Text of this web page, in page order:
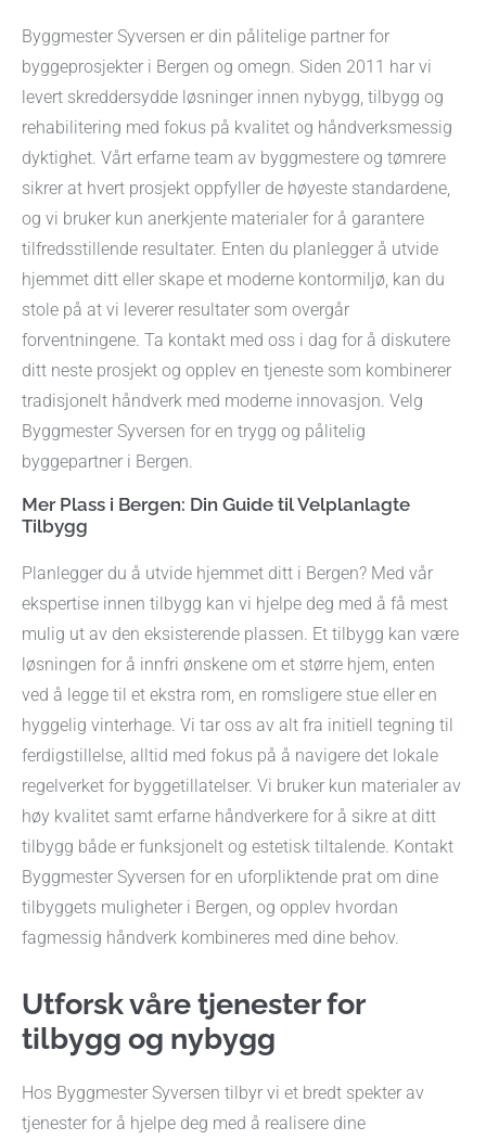
Byggmester Syversen er din pålitelige partner for
byggeprosjekter i Bergen og omegn. Siden 2011 har vi
levert skreddersydde løsninger innen nybygg, tilbygg og
rehabilitering med fokus på kvalitet og håndverksmessig
dyktighet. Vårt erfarne team av byggmestere og tømrere
sikrer at hvert prosjekt oppfyller de høyeste standardene,
og vi bruker kun anerkjente materialer for å garantere
tilfredsstillende resultater. Enten du planlegger å utvide
hjemmet ditt eller skape et moderne kontormiljø, kan du
stole på at vi leverer resultater som overgår
forventningene. Ta kontakt med oss i dag for å diskutere
ditt neste prosjekt og opplev en tjeneste som kombinerer
tradisjonelt håndverk med moderne innovasjon. Velg
Byggmester Syversen for en trygg og pålitelig
byggepartner i Bergen.
Mer Plass i Bergen: Din Guide til Velplanlagte
Tilbygg
Planlegger du å utvide hjemmet ditt i Bergen? Med vår
ekspertise innen tilbygg kan vi hjelpe deg med å få mest
mulig ut av den eksisterende plassen. Et tilbygg kan være
løsningen for å innfri ønskene om et større hjem, enten
ved å legge til et ekstra rom, en romsligere stue eller en
hyggelig vinterhage. Vi tar oss av alt fra initiell tegning til
ferdigstillelse, alltid med fokus på å navigere det lokale
regelverket for byggetillatelser. Vi bruker kun materialer av
høy kvalitet samt erfarne håndverkere for å sikre at ditt
tilbygg både er funksjonelt og estetisk tiltalende. Kontakt
Byggmester Syversen for en uforpliktende prat om dine
tilbyggets muligheter i Bergen, og opplev hvordan
fagmessig håndverk kombineres med dine behov.
Utforsk våre tjenester for
tilbygg og nybygg
Hos Byggmester Syversen tilbyr vi et bredt spekter av
tjenester for å hjelpe deg med å realisere dine